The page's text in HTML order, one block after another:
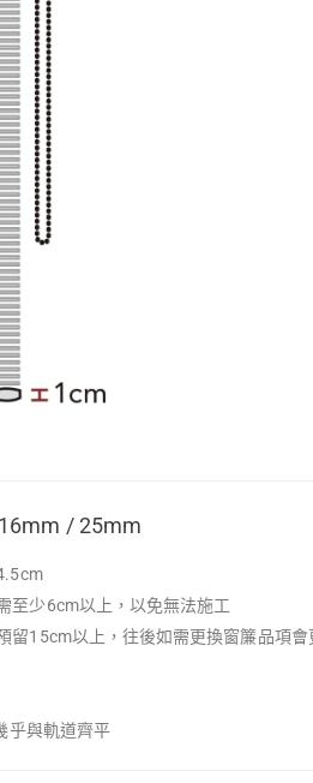
/ 25mm
至少6cm以上，以免無法施工
留15cm以上，往後如需更換窗簾品項會
乎與軌道齊平